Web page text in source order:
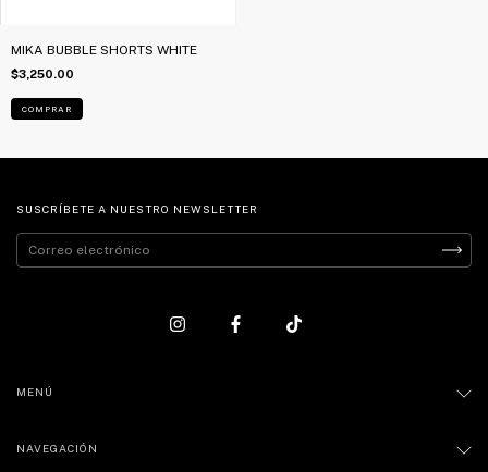
MIKA BUBBLE SHORTS WHITE
$3,250.00
COMPRAR
SUSCRÍBETE A NUESTRO NEWSLETTER
MENÚ
NAVEGACIÓN